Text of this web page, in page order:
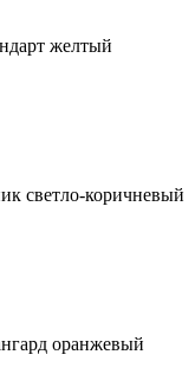
желтый
светло-коричневый
оранжевый